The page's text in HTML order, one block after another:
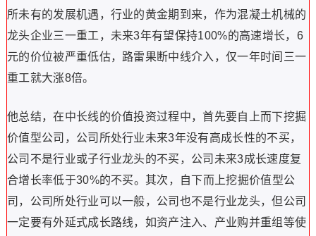
所未有的发展机遇，行业的黄金期到来，作为混凝土机械的
龙头企业三一重工，未来3年有望保持100%的高速增长，6
元的价位被严重低估，路雷果断中线介入，仅一年时间三一
重工就大涨8倍。
他总结，在中长线的价值投资过程中，首先要自上而下挖掘
价值型公司，公司所处行业未来3年没有高成长性的不买，
公司不是行业或子行业龙头的不买，公司未来3成长速度复
合增长率低于30%的不买。其次，自下而上挖掘价值型公
司，公司所处行业可以一般，公司也不是行业龙头，但公司
一定要有外延式成长路线，如资产注入、产业购并重组等使